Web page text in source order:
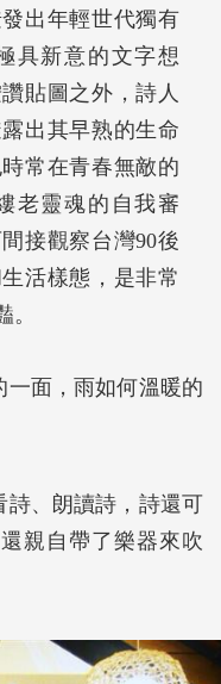
出年輕世代獨有
具新意的文字想
貼圖之外，詩人
出其早熟的生命
常在青春無敵的
老靈魂的自我審
接觀察台灣90後
活樣態，是非常
。
面，雨如何溫暖的
詩、朗讀詩，詩還可
親自帶了樂器來吹